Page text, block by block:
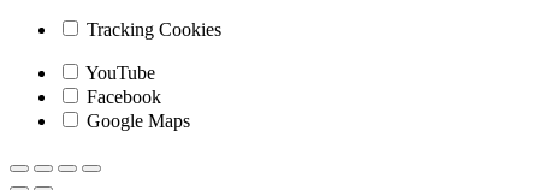
Tracking Cookies
YouTube
Facebook
Google Maps